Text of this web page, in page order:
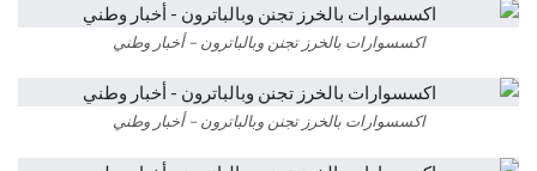
اكسسوارات بالخرز تجنن وبالباترون – أخبار وطني
اكسسوارات بالخرز تجنن وبالباترون – أخبار وطني